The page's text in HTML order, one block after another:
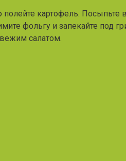
полейте картофель.
фольгу и запекайте под
салатом.